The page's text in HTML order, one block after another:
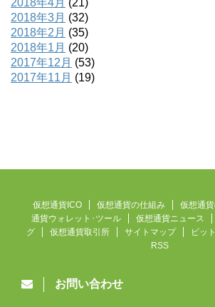
2018年4月 (21)
2018年3月 (32)
2018年2月 (35)
2018年1月 (20)
2017年12月 (53)
2017年11月 (19)
仮想通貨ICO 仮想通貨の仕組み 仮想通
通貨ウォレット･ツール
仮想通貨ニュース
グ
仮想通貨取引所 サイトマップ
ビッ
RSS
お問い合わせ